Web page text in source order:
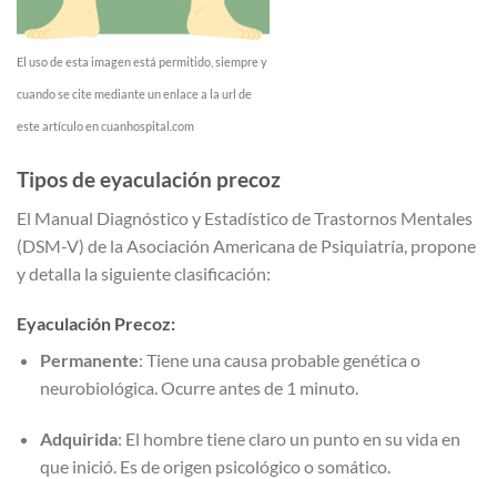
El uso de esta imagen está permitido, siempre y
cuando se cite mediante un enlace a la url de
este artículo en cuanhospital.com
Tipos de eyaculación precoz
El Manual Diagnóstico y Estadístico de Trastornos Mentales
(DSM-V) de la Asociación Americana de Psiquiatría, propone
y detalla la siguiente clasificación:
Eyaculación Precoz:
Permanente: Tiene una causa probable genética o
neurobiológica. Ocurre antes de 1 minuto.
Adquirida: El hombre tiene claro un punto en su vida en
que inició. Es de origen psicológico o somático.